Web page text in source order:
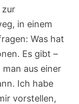
zur
in einem
Was hat
Es gibt –
aus einer
Ich habe
vorstellen,